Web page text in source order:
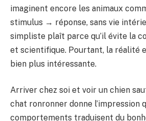
imaginent encore les animaux
stimulus → réponse, sans vie
simpliste plaît parce qu’il évite la
et scientifique. Pourtant, la réalité
bien plus intéressante.
Arriver chez soi et voir un chien
chat ronronner donne l’impression
comportements traduisent du